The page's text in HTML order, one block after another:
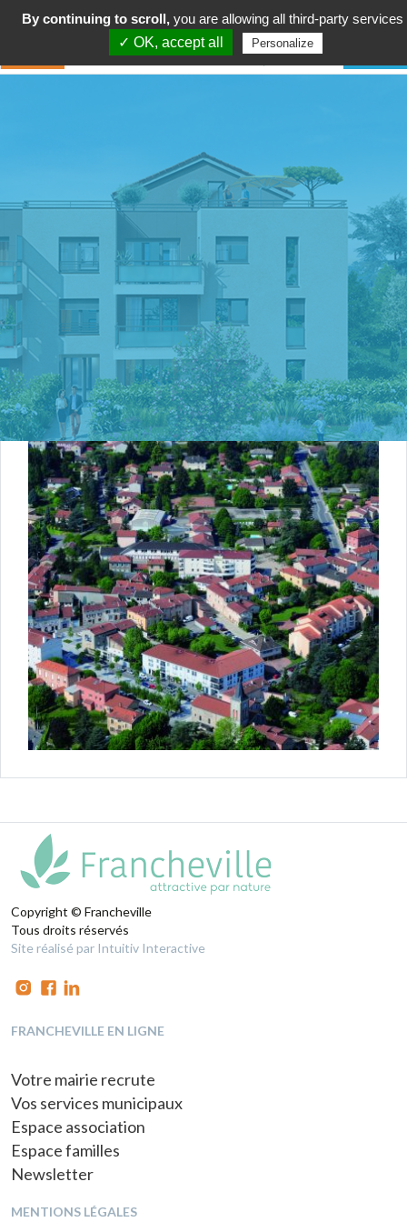
service municipal
Copyright © Francheville
Tous droits réservés
Site réalisé par Intuitiv Interactive
FRANCHEVILLE EN LIGNE
Votre mairie recrute
Vos services municipaux
Espace association
Espace familles
Newsletter
MENTIONS LÉGALES
By continuing to scroll, you are allowing all third-party services
✓ OK, accept all
Personalize